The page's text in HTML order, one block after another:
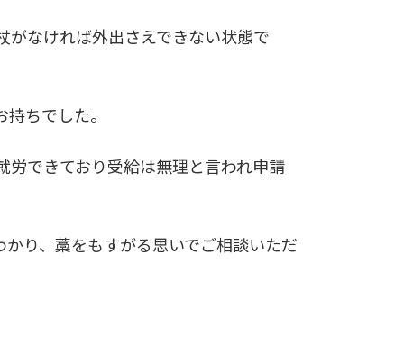
なければ外出さえできない状態で
ちでした。
できており受給は無理と言われ申請
り、藁をもすがる思いでご相談いただ